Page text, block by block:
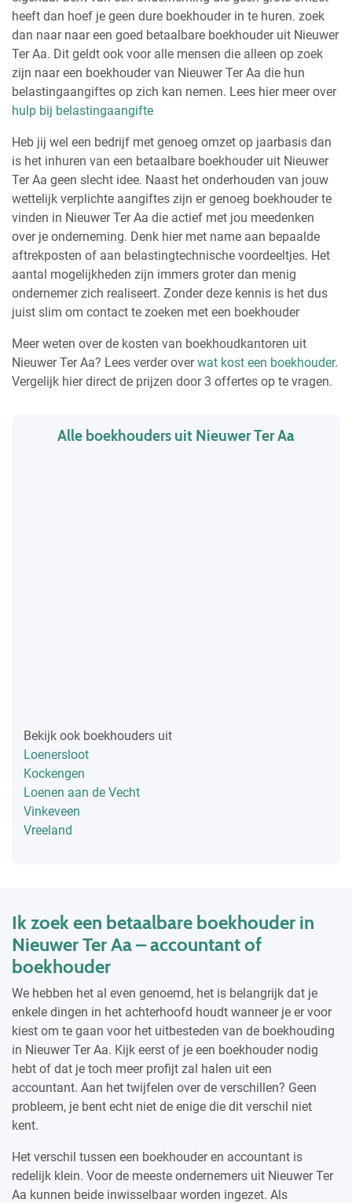
heeft dan hoef je geen dure boekhouder in te huren. zoek
dan naar naar een goed betaalbare boekhouder uit Nieuwer
Ter Aa. Dit geldt ook voor alle mensen die alleen op zoek
zijn naar een boekhouder van Nieuwer Ter Aa die hun
belastingaangiftes op zich kan nemen. Lees hier meer over
hulp bij belastingaangifte
Heb jij wel een bedrijf met genoeg omzet op jaarbasis dan
is het inhuren van een betaalbare boekhouder uit Nieuwer
Ter Aa geen slecht idee. Naast het onderhouden van jouw
wettelijk verplichte aangiftes zijn er genoeg boekhouder te
vinden in Nieuwer Ter Aa die actief met jou meedenken
over je onderneming. Denk hier met name aan bepaalde
aftrekposten of aan belastingtechnische voordeeltjes. Het
aantal mogelijkheden zijn immers groter dan menig
ondernemer zich realiseert. Zonder deze kennis is het dus
juist slim om contact te zoeken met een boekhouder
Meer weten over de kosten van boekhoudkantoren uit
Nieuwer Ter Aa? Lees verder overwat kost een boekhouder.
Vergelijk hier direct de prijzen door 3 offertes op te vragen.
Alle boekhouders uit Nieuwer Ter Aa
Bekijk ook boekhouders uit
Loenersloot
Kockengen
Loenen aan de Vecht
Vinkeveen
Vreeland
Ik zoek een betaalbare boekhouder in
Nieuwer Ter Aa – accountant of
boekhouder
We hebben het al even genoemd, het is belangrijk dat je
enkele dingen in het achterhoofd houdt wanneer je er voor
kiest om te gaan voor het uitbesteden van de boekhouding
in Nieuwer Ter Aa. Kijk eerst of je een boekhouder nodig
hebt of dat je toch meer profijt zal halen uit een
accountant. Aan het twijfelen over de verschillen? Geen
probleem, je bent echt niet de enige die dit verschil niet
kent.
Het verschil tussen een boekhouder en accountant is
redelijk klein. Voor de meeste ondernemers uit Nieuwer Ter
Aa kunnen beide inwisselbaar worden ingezet. Als